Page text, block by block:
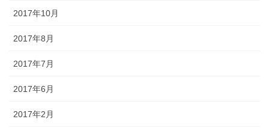
2017年10月
2017年8月
2017年7月
2017年6月
2017年2月